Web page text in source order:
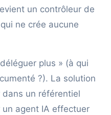
un contrôleur de
ne crée aucune
plus » (à qui
?). La solution
un référentiel
agent IA effectuer